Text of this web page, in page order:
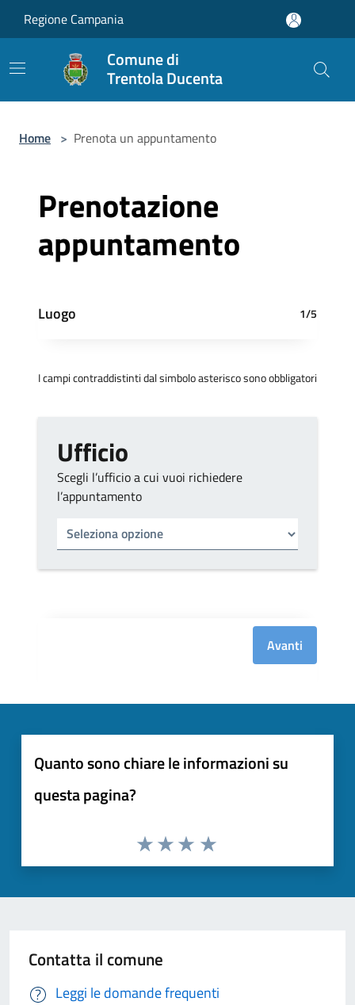
Regione Campania
Comune di
Trentola Ducenta
Home > Prenota un appuntamento
Prenotazione
appuntamento
Luogo 1/5
I campi contraddistinti dal simbolo asterisco sono obbligatori
Ufficio
Scegli l’ufficio a cui vuoi richiedere
l’appuntamento
Tipo di ufficio
Avanti
Quanto sono chiare le informazioni su
questa pagina?
Contatta il comune
Leggi le domande frequenti